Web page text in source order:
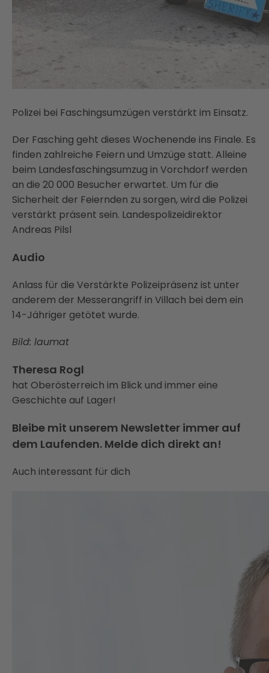
Polizei bei Faschingsumzügen verstärkt im Einsatz.
Der Fasching geht dieses Wochenende ins Finale. Es
finden zahlreiche Feiern und Umzüge statt. Alleine
beim Landesfaschingsumzug in Vorchdorf werden
an die 20 000 Besucher erwartet. Um für die
Sicherheit der Feiernden zu sorgen, wird die Polizei
verstärkt präsent sein. Landespolizeidirektor
Andreas Pilsl
Audio
Anlass für die Verstärkte Polizeipräsenz ist unter
anderem der Messerangriff in Villach bei dem ein
14-Jähriger getötet wurde.
Bild: laumat
Theresa Rogl
hat Oberösterreich im Blick und immer eine
Geschichte auf Lager!
Bleibe mit unserem Newsletter immer auf
dem Laufenden. Melde dich direkt an!
Auch interessant für dich